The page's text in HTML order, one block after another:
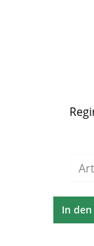
In